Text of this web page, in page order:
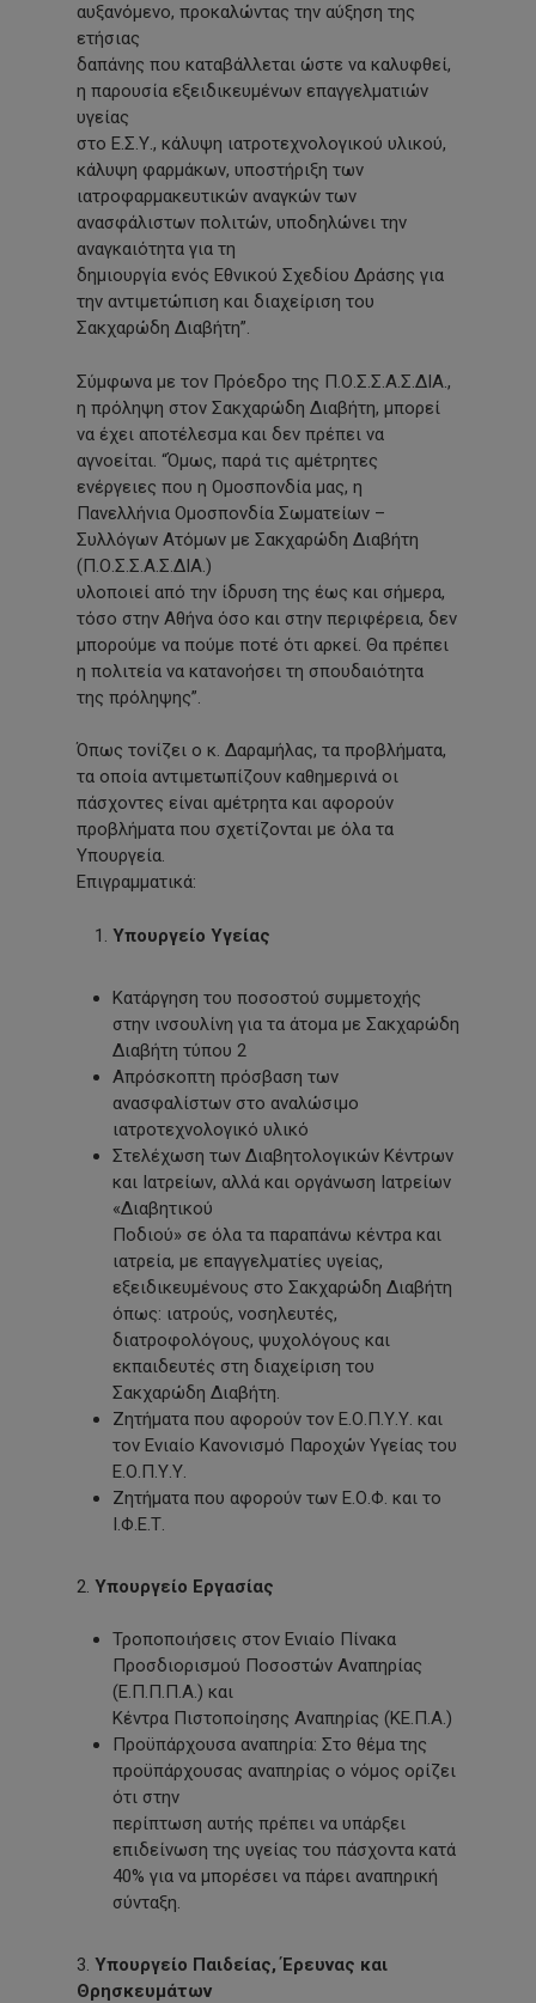
αυξανόμενο, προκαλώντας την αύξηση της
ετήσιας
δαπάνης που καταβάλλεται ώστε να καλυφθεί,
η παρουσία εξειδικευμένων επαγγελματιών
υγείας
στο Ε.Σ.Υ., κάλυψη ιατροτεχνολογικού υλικού,
κάλυψη φαρμάκων, υποστήριξη των
ιατροφαρμακευτικών αναγκών των
ανασφάλιστων πολιτών, υποδηλώνει την
αναγκαιότητα για τη
δημιουργία ενός Εθνικού Σχεδίου Δράσης για
την αντιμετώπιση και διαχείριση του
Σακχαρώδη Διαβήτη”.
Σύμφωνα με τον Πρόεδρο της Π.Ο.Σ.Σ.Α.Σ.ΔΙΑ.,
η πρόληψη στον Σακχαρώδη Διαβήτη, μπορεί
να έχει αποτέλεσμα και δεν πρέπει να
αγνοείται. “Όμως, παρά τις αμέτρητες
ενέργειες που η Ομοσπονδία μας, η
Πανελλήνια Ομοσπονδία Σωματείων –
Συλλόγων Ατόμων με Σακχαρώδη Διαβήτη
(Π.Ο.Σ.Σ.Α.Σ.ΔΙΑ.)
υλοποιεί από την ίδρυση της έως και σήμερα,
τόσο στην Αθήνα όσο και στην περιφέρεια, δεν
μπορούμε να πούμε ποτέ ότι αρκεί. Θα πρέπει
η πολιτεία να κατανοήσει τη σπουδαιότητα
της πρόληψης”.
Όπως τονίζει ο κ. Δαραμήλας, τα προβλήματα,
τα οποία αντιμετωπίζουν καθημερινά οι
πάσχοντες είναι αμέτρητα και αφορούν
προβλήματα που σχετίζονται με όλα τα
Υπουργεία.
Επιγραμματικά:
Υπουργείο Υγείας
Κατάργηση του ποσοστού συμμετοχής
στην ινσουλίνη για τα άτομα με Σακχαρώδη
Διαβήτη τύπου 2
Απρόσκοπτη πρόσβαση των
ανασφαλίστων στο αναλώσιμο
ιατροτεχνολογικό υλικό
Στελέχωση των Διαβητολογικών Κέντρων
και Ιατρείων, αλλά και οργάνωση Ιατρείων
«Διαβητικού
Ποδιού» σε όλα τα παραπάνω κέντρα και
ιατρεία, με επαγγελματίες υγείας,
εξειδικευμένους στο Σακχαρώδη Διαβήτη
όπως: ιατρούς, νοσηλευτές,
διατροφολόγους, ψυχολόγους και
εκπαιδευτές στη διαχείριση του
Σακχαρώδη Διαβήτη.
Ζητήματα που αφορούν τον Ε.Ο.Π.Υ.Υ. και
τον Ενιαίο Κανονισμό Παροχών Υγείας του
Ε.Ο.Π.Υ.Υ.
Ζητήματα που αφορούν των Ε.Ο.Φ. και το
Ι.Φ.Ε.Τ.
2. Υπουργείο Εργασίας
Τροποποιήσεις στον Ενιαίο Πίνακα
Προσδιορισμού Ποσοστών Αναπηρίας
(Ε.Π.Π.Π.Α.) και
Κέντρα Πιστοποίησης Αναπηρίας (ΚΕ.Π.Α.)
Προϋπάρχουσα αναπηρία: Στο θέμα της
προϋπάρχουσας αναπηρίας ο νόμος ορίζει
ότι στην
περίπτωση αυτής πρέπει να υπάρξει
επιδείνωση της υγείας του πάσχοντα κατά
40% για να μπορέσει να πάρει αναπηρική
σύνταξη.
3. Υπουργείο Παιδείας, Έρευνας και
Θρησκευμάτων